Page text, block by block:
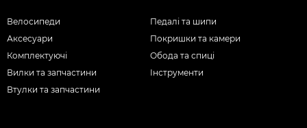
Велосипеди
Аксесуари
Комплектуючі
Вилки та запчастини
Втулки та запчастини
Педалі та шипи
Покришки та камери
Обода та спиці
Інструменти